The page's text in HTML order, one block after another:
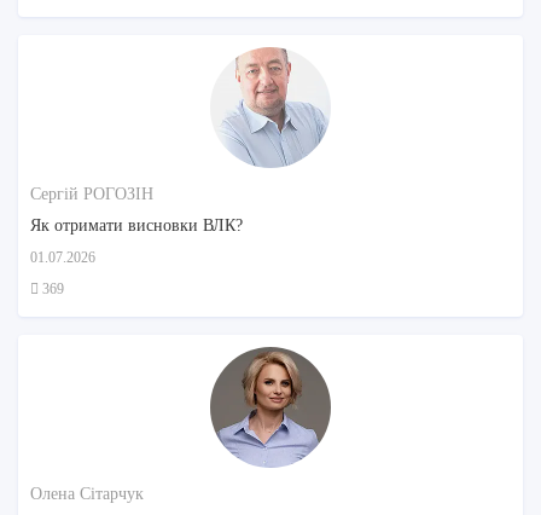
Сергій РОГОЗІН
Як отримати висновки ВЛК?
01.07.2026
369
Олена Сітарчук